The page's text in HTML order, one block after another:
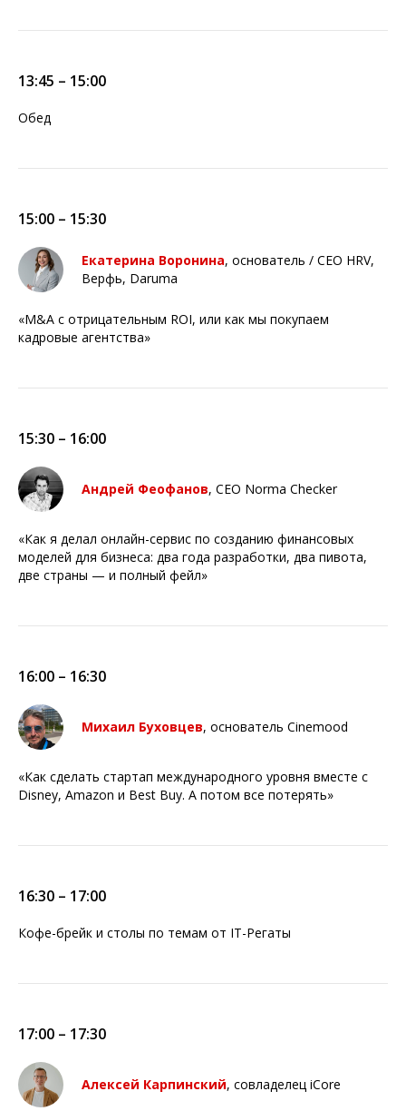
13:45 – 15:00
Обед
15:00 – 15:30
Екатерина Воронина, основатель / CEO HRV,
Верфь, Daruma
«M&A с отрицательным ROI, или как мы покупаем
кадровые агентства»
15:30 – 16:00
Андрей Феофанов, CEO Norma Checker
«Как я делал онлайн-сервис по созданию финансовых
моделей для бизнеса: два года разработки, два пивота,
две страны — и полный фейл»
16:00 – 16:30
Михаил Буховцев, основатель Cinemood
«Как сделать стартап международного уровня вместе с
Disney, Amazon и Best Buy. А потом все потерять»
16:30 – 17:00
Кофе-брейк и столы по темам от IT-Регаты
17:00 – 17:30
Алексей Карпинский, совладелец iCore